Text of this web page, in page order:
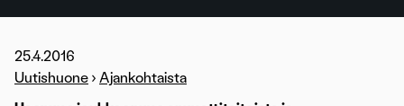
25.4.2016
Uutishuone › Ajankohtaista